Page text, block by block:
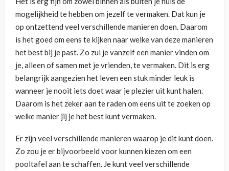
mogelijkheid te hebben om jezelf te vermaken. Dat kun je
op ontzettend veel verschillende manieren doen. Daarom
is het goed om eens te kijken naar welke van deze manieren
het best bij je past. Zo zul je vanzelf een manier vinden om
je, alleen of samen met je vrienden, te vermaken. Dit is erg
belangrijk aangezien het leven een stuk minder leuk is
wanneer je nooit iets doet waar je plezier uit kunt halen.
Daarom is het zeker aan te raden om eens uit te zoeken op
welke manier jij je het best kunt vermaken.
Er zijn veel verschillende manieren waarop je dit kunt doen.
Zo zou je er bijvoorbeeld voor kunnen kiezen om een
pooltafel aan te schaffen. Je kunt veel verschillende